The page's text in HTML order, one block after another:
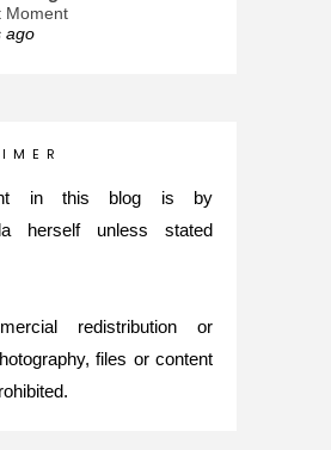
Moment
ago
GIRL
Special Forces!
for My PhD: 2024
New Challenge
ago
M E R
in this blog is by
herself unless stated
redistribution or
files or content